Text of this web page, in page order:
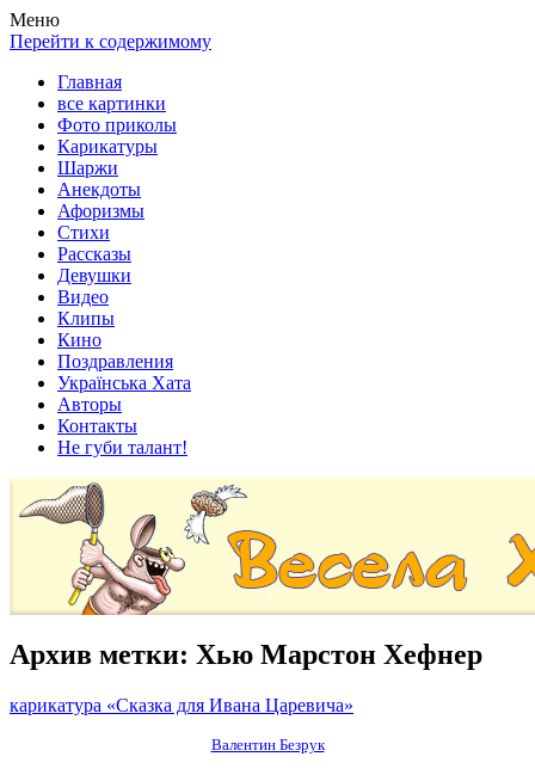
Весела хата — прикольные картинки, смешные истории,
клипы!
Покажем всем ваши фото приколы, карикатуры, шаржи, стихи,
рассказы, видео и песни!
Меню
Перейти к содержимому
Главная
все картинки
Фото приколы
Карикатуры
Шаржи
Анекдоты
Афоризмы
Стихи
Рассказы
Девушки
Видео
Клипы
Кино
Поздравления
Українська Хата
Авторы
Контакты
Не губи талант!
Архив метки: Хью Марстон Хефнер
карикатура «Сказка для Ивана Царевича»
Валентин Безрук